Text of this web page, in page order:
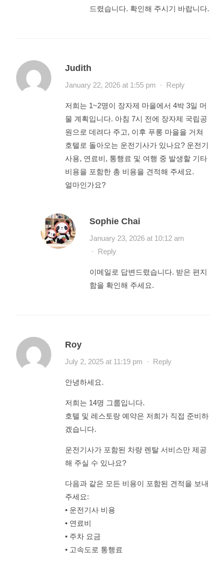
드렸습니다. 확인해 주시기 바랍니다.
Judith
January 22, 2026 at 1:55 pm · Reply
저희는 1~2명이 장자제 마을에서 4박 3일 머
물 계획입니다. 아침 7시 전에 장자제 국립공
원으로 데려다 주고, 이후 푸롱 마을을 거쳐
호텔로 돌아오는 운전기사가 있나요? 운전기
사용, 연료비, 통행료 및 여행 중 발생할 기타
비용을 포함한 총 비용을 견적해 주세요.
얼마인가요?
Sophie Chai
January 23, 2026 at 10:12 am
· Reply
이메일로 답변드렸습니다. 받은 편지
함을 확인해 주세요.
Roy
July 2, 2025 at 11:19 pm · Reply
안녕하세요.
저희는 14명 그룹입니다.
호텔 및 레스토랑 예약은 저희가 직접 준비하
겠습니다.
운전기사가 포함된 차량 렌탈 서비스만 제공
해 주실 수 있나요?
다음과 같은 모든 비용이 포함된 견적을 보내
주세요:
• 운전기사 비용
• 연료비
• 주차 요금
• 고속도로 통행료